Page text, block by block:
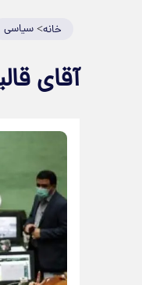
خانه>سیاسی
آقای